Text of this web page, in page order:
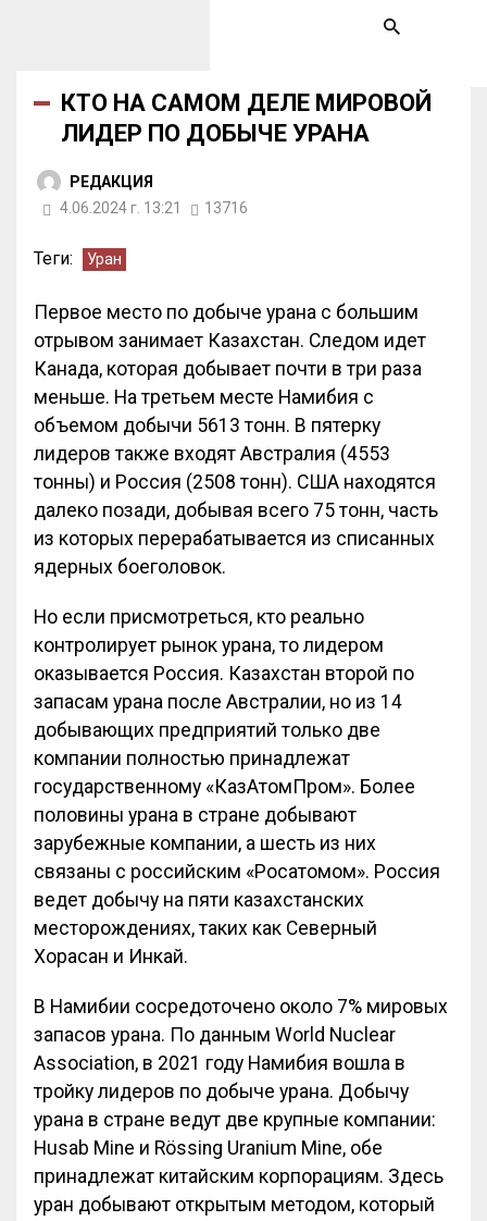
КТО НА САМОМ ДЕЛЕ МИРОВОЙ
ЛИДЕР ПО ДОБЫЧЕ УРАНА
РЕДАКЦИЯ
4.06.2024 г. 13:21
13716
Теги: Уран
Первое место по добыче урана с большим
отрывом занимает Казахстан. Следом идет
Канада, которая добывает почти в три раза
меньше. На третьем месте Намибия с
объемом добычи 5613 тонн. В пятерку
лидеров также входят Австралия (4553
тонны) и Россия (2508 тонн). США находятся
далеко позади, добывая всего 75 тонн, часть
из которых перерабатывается из списанных
ядерных боеголовок.
Но если присмотреться, кто реально
контролирует рынок урана, то лидером
оказывается Россия. Казахстан второй по
запасам урана после Австралии, но из 14
добывающих предприятий только две
компании полностью принадлежат
государственному «КазАтомПром». Более
половины урана в стране добывают
зарубежные компании, а шесть из них
связаны с российским «Росатомом». Россия
ведет добычу на пяти казахстанских
месторождениях, таких как Северный
Хорасан и Инкай.
В Намибии сосредоточено около 7% мировых
запасов урана. По данным World Nuclear
Association, в 2021 году Намибия вошла в
тройку лидеров по добыче урана. Добычу
урана в стране ведут две крупные компании:
Husab Mine и Rössing Uranium Mine, обе
принадлежат китайским корпорациям. Здесь
уран добывают открытым методом, который